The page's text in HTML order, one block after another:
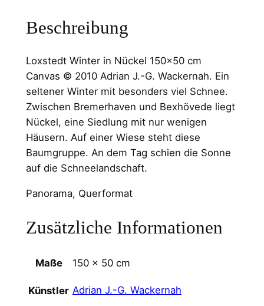
Beschreibung
Loxstedt Winter in Nückel 150×50 cm
Canvas © 2010 Adrian J.-G. Wackernah. Ein
seltener Winter mit besonders viel Schnee.
Zwischen Bremerhaven und Bexhövede liegt
Nückel, eine Siedlung mit nur wenigen
Häusern. Auf einer Wiese steht diese
Baumgruppe. An dem Tag schien die Sonne
auf die Schneelandschaft.
Panorama, Querformat
Zusätzliche Informationen
Maße 150 × 50 cm
Künstler Adrian J.-G. Wackernah